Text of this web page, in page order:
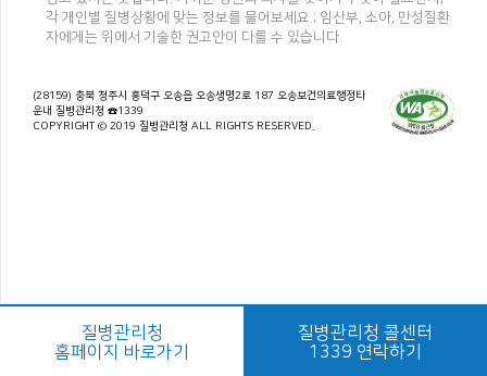
각 개인별 질병상황에 맞는 정보를 물어보세요.; 임산부, 소아, 만성질환
자에게는 위에서 기술한 권고안이 다를 수 있습니다.
(28159) 충북 청주시 흥덕구 오송읍 오송생명2로 187 오송보건의료행정타
운내 질병관리청 ☎1339
COPYRIGHT © 2019 질병관리청 ALL RIGHTS RESERVED.
질병관리청
홈페이지 바로가기
질병관리청 콜센터
1339 연락하기